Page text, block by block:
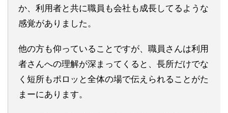
か、利用者と共に職員も会社も成長してるような
感覚がありました。
他の方も仰っていることですが、職員さんは利用
者さんへの理解が深まってくると、長所だけでな
く短所もポロッと全体の場で伝えられることがた
まーにあります。